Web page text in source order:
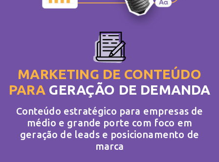
MARKETING DE CONTEÚDO
PARA GERAÇÃO DE DEMANDA
Conteúdo estratégico para empresas de
médio e grande porte com foco em
geração de leads e posicionamento de
marca